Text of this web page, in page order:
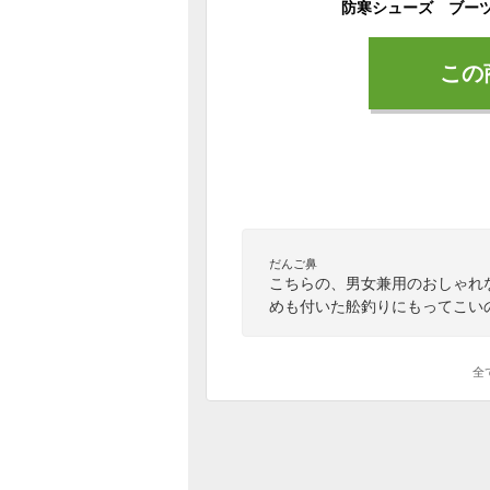
こ
だんご鼻
こちらの、男女兼用のおしゃ
めも付いた舩釣りにもってこい
全